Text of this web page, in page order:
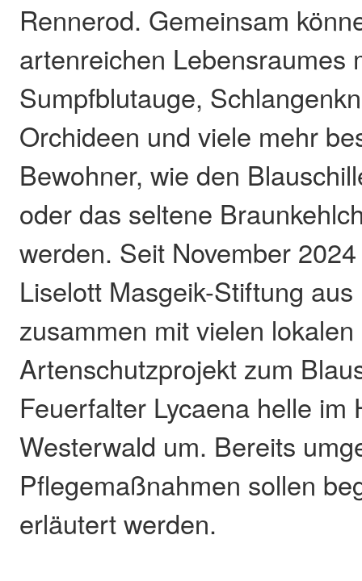
Rennerod. Gemeinsam
artenreichen Lebensraumes
Sumpfblutauge,
Orchideen und viele mehr
Bewohner, wie den
oder das seltene
werden. Seit November
Liselott Masgeik-Stiftung
zusammen mit vielen
Artenschutzprojekt zum
Feuerfalter Lycaena helle im
Westerwald um. Bereits
Pflegemaßnahmen sollen
erläutert werden.